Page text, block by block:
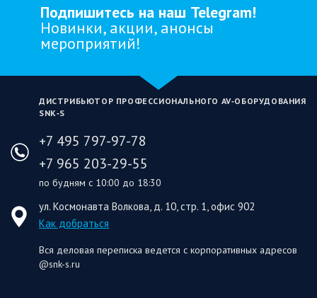
Подпишитесь на наш Telegram!
Новинки, акции, анонсы
мероприятий!
ДИСТРИБЬЮТОР ПРОФЕССИОНАЛЬНОГО AV‑ОБОРУДОВАНИЯ
SNK‑S
+7 495 797-97-78
+7 965 203-29-55
по будням с 10:00 до 18:30
ул. Космонавта Волкова, д. 10, стр. 1, офис 902
Как добраться
Вся деловая переписка ведется с корпоративных адресов
@snk-s.ru